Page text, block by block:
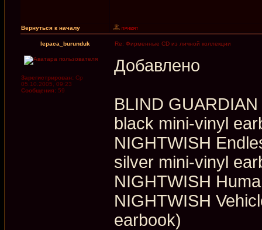
Вернуться к началу
lepaca_burunduk Re: Фирменные CD из личной коллекции
Зарегистрирован: Ср
05.10.2005, 09:23
Сообщения: 59
Добавлено
BLIND
black mini-vinyl
NIGHTWISH
silver mini-vinyl
NIGHTWISH
NIGHTWISH
earbook)